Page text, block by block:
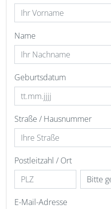
Name
Geburtsdatum
Straße / Hausnummer
Postleitzahl / Ort
E-Mail-Adresse